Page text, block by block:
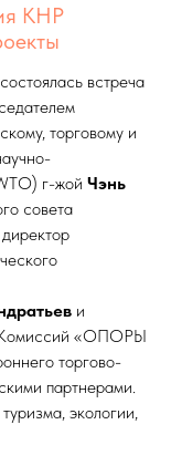
КНР
встреча
торговому и
г-жой Чэнь
совета
, директор
и
Комиссий «ОПОРЫ
торгово-
партнерами.
экологии,